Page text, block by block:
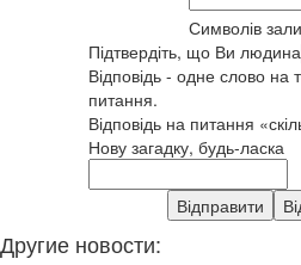
Символів
Підтвердіть, що Ви людина
Відповідь - одне слово на
питання.
Відповідь на питання
Нову загадку, будь-ласка
Другие новости: